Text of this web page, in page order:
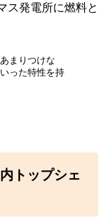
ス発電所に燃料と
まりつけな
った特性を持
トップシェ